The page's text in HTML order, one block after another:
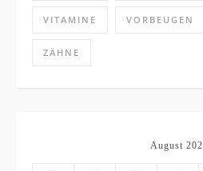
VITAMINE VORBEUGEN
ZÄHNE
August